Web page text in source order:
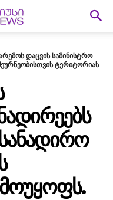
დაცვის სამინისტრო
ტერიტორიას